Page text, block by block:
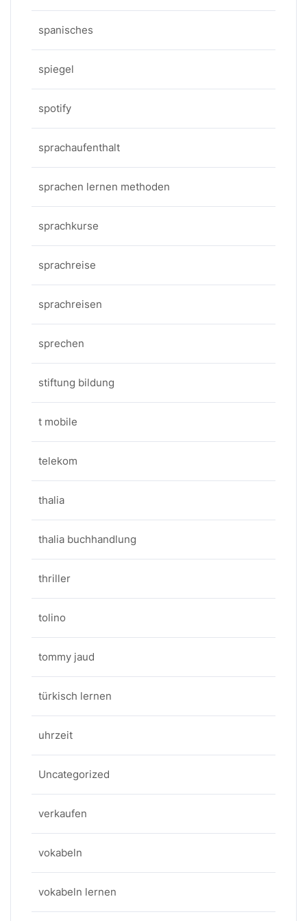
spanisches
spiegel
spotify
sprachaufenthalt
sprachen lernen methoden
sprachkurse
sprachreise
sprachreisen
sprechen
stiftung bildung
t mobile
telekom
thalia
thalia buchhandlung
thriller
tolino
tommy jaud
türkisch lernen
uhrzeit
Uncategorized
verkaufen
vokabeln
vokabeln lernen